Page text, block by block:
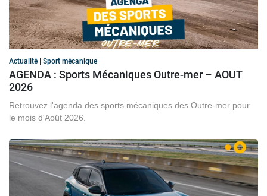
Actualité | Sport mécanique
AGENDA : Sports Mécaniques Outre-mer – AOUT
2026
Retrouvez l'agenda des sports mécaniques des Outre-mer pour
le mois d'Août 2026.